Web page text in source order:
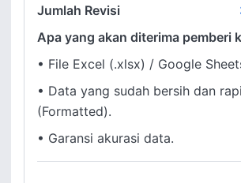
Jumlah Revisi
Apa yang akan diterima pemberi
• File Excel (.xlsx) / Google
• Data yang sudah bersih dan rapi
(Formatted).
• Garansi akurasi data.